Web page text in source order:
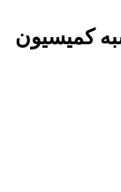
کمیسیون